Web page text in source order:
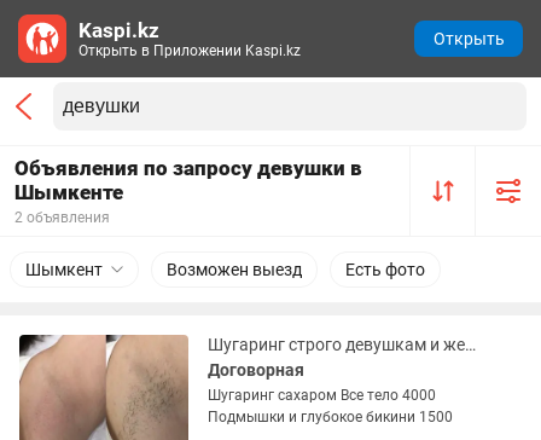
Объявления по запросу девушки в
Шымкенте
2 объявления
Шымкент Возможен выезд Есть фото
Шугаринг строго девушкам и женщинам!!!
Договорная
Шугаринг сахаром Все тело 4000
Подмышки и глубокое бикини 1500
Kaspi.kz
Открыть в Приложении Kaspi.kz
Открыть